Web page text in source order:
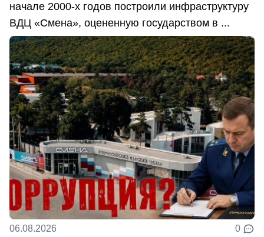
начале 2000-х годов построили инфраструктуру
ВДЦ «Смена», оцененную государством в ...
06.08.2026 0